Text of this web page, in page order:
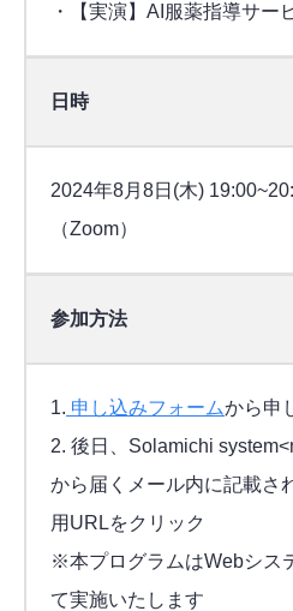
・【実演】AI服薬指導サー
日時
2024年8月8日(木)
（Zoom）
参加方法
1. 申し込みフォームから申
2. 後日、Solamichi
から届くメール内に記載さ
用URLをクリック
※本プログラムはWebシス
て実施いたします